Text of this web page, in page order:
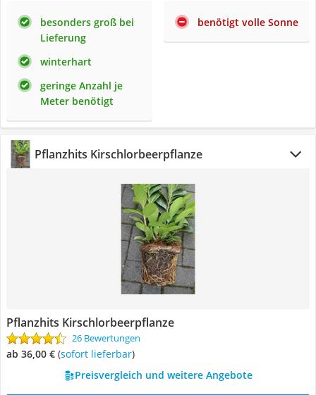
besonders groß bei
Lieferung
winterhart
geringe Anzahl je
Meter benötigt
benötigt volle Sonne
Pflanzhits Kirschlorbeerpflanze
Pflanzhits Kirschlorbeerpflanze
26 Bewertungen
ab 36,00 € ( Sofort lieferbar)
Preisvergleich und weitere Angebote